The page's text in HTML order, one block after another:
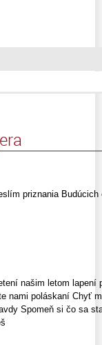
priznania
našim letom lapení
nami poláskaní Chyť
Spomeň si čo sa